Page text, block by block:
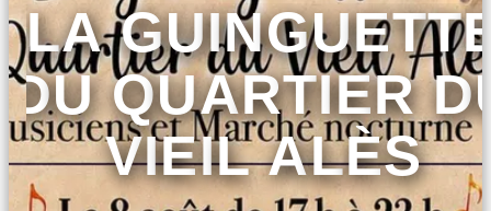
LA
DU QUARTIER
VIEIL ALÈS